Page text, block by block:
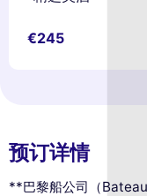
€245
预订详情
**巴黎船公司（